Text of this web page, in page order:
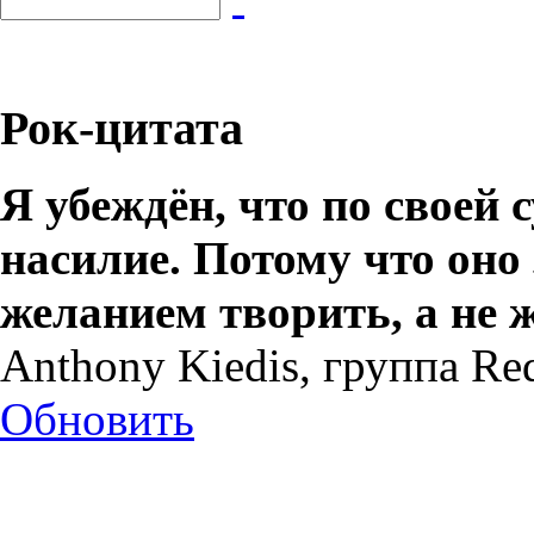
Рок-цитата
Я убеждён, что по своей
насилие. Потому что
желанием творить, а не
Anthony Kiedis, группа
Обновить